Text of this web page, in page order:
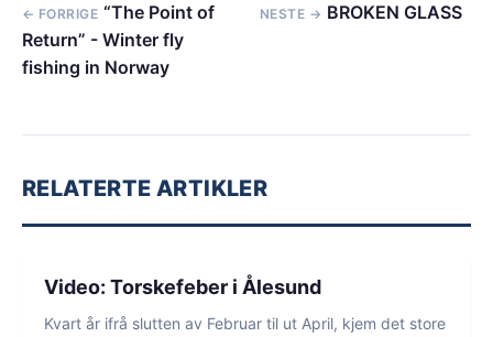
← FORRIGE “The Point of
Return” - Winter fly
fishing in Norway
NESTE → BROKEN GLASS
RELATERTE ARTIKLER
FISKE
5 min lesetid
Video: Torskefeber i Ålesund
Kvart år ifrå slutten av Februar til ut April, kjem det store